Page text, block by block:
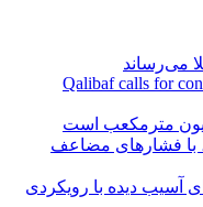
می‌رساند
Qalibaf calls for
با فشارهای مضاعف
آسیب دیده با رویکردی